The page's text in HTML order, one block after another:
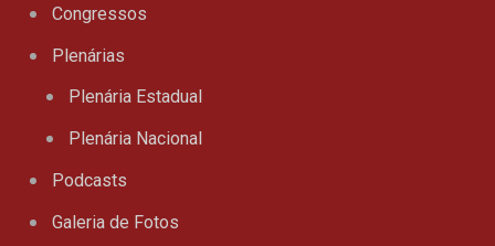
Congressos
Plenárias
Plenária Estadual
Plenária Nacional
Podcasts
Galeria de Fotos